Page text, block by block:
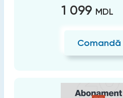
1 099 MDL
Comandă